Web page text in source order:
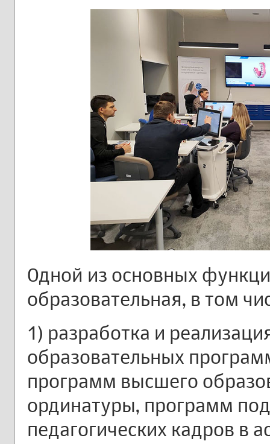
Одной из основных
образовательная, в том
1) разработка и
образовательных
программ высшего
ординатуры, программ
педагогических кадров в